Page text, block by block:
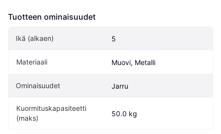
Tuotteen ominaisuudet
Ikä (alkaen) 5
Materiaali Muovi, Metalli
Ominaisuudet Jarru
Kuormituskapasiteetti
(maks)
50.0 kg